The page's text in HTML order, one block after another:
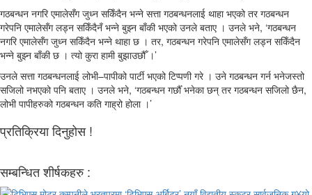
गठबन्धन नगरि एमालेसँग जुध्न सकिँदैन भन्ने सत्ता गठबन्धनलाई थाहा भएको तर गठबन्धन
गरेपनि एमालेसँग लड्न सकिँदैनँ भन्ने बुझ्न बाँकी भएको उनले बताए । उनले भने, ‘गठबन्धन
नगरि एमालेसँग जुध्न सकिँदैन भन्ने थाहा छ । तर, गठबन्धन गरेपनि एमालेसँग लड्न सकिँदैन
भन्ने बुझ्न बाँकी छ । त्यो कुरा हामी बुझाउछौँ ।’
उनले सत्ता गठबन्धनलाई लोभी–पापीको पार्टी भएको टिप्पणी गरे । उने गठबन्धन गर्न भनेजस्तो
सजिलो नभएको पनि बताए । उनले भने, ‘गठबन्धन गर्छौँ भनेका छन् तर गठबन्धन सजिलो छैन,
लोभी पापीहरुको गठबन्धन कति गाह्रो होला ।’
प्रतिक्रिया दिनुहोस !
सम्बन्धित शीर्षकहरु :